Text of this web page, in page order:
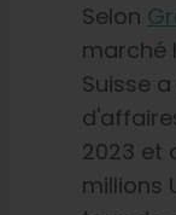
Selon
marché
Suisse
2023 et
millions